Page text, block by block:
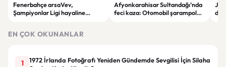
Fenerbahçe arsaVev,
Şampiyonlar Ligi hayaline
Afyonkarahisar Sultandağı’nda
feci kaza: Otomobil şarampole
EN ÇOK OKUNANLAR
1
1972 İrlanda Fotoğrafı Yeniden Gündemde Sevgilisi İçin Silaha